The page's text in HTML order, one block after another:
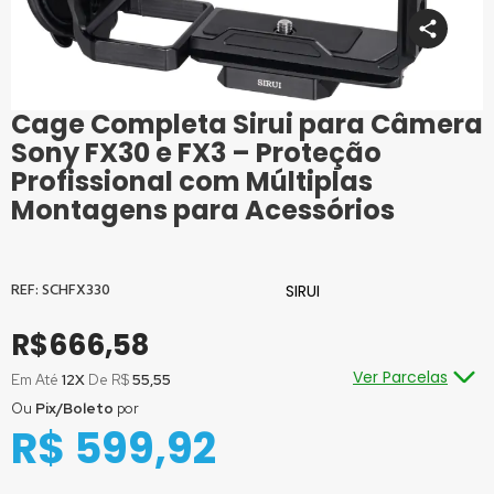
Cage Completa Sirui para Câmera
Sony FX30 e FX3 – Proteção
Profissional com Múltiplas
Montagens para Acessórios
SCHFX330 SIRUI
R$666,58
Em Até 12X De R$55,55 Ver Parcelas
Ou em até1xde R$
Ou em até2x de R$333,29
R$ 599,92
Ou Pix/Boleto por
Saltar
para
o
início
da